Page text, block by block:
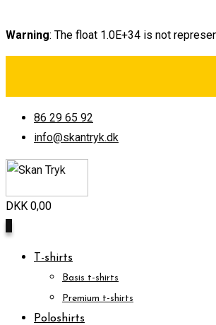
Warning: The float 1.0E+34 is not
Skip
content
86 29 65 92
info@skantryk.dk
DKK 0,00
T-shirts
Basis t-shirts
Premium t-shirts
Poloshirts